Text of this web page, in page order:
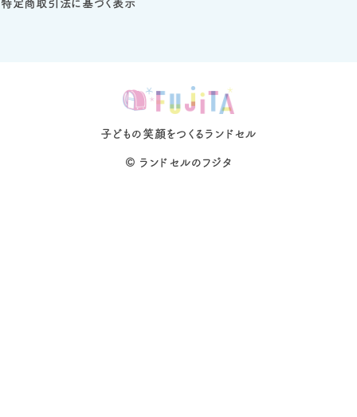
特定商取引法に基づく表示
子どもの笑顔をつくるランドセル
© ランドセルのフジタ